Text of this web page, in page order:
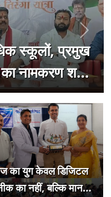
स्कूलों, प्रमुख
नामकरण शहीदों
: शर्मा
Next
का युग केवल डिजिटल
का नहीं, बल्कि मानवीय